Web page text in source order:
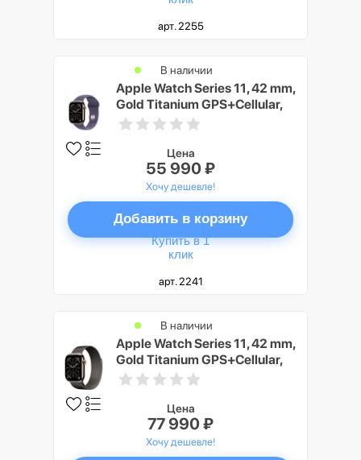
арт. 2255
Apple Watch Series 11, 42 mm,
Gold Titanium GPS+Cellular,
Purple Fog Sport Band S/M
В наличии
Цена
55 990 ₽
Хочу дешевле!
Добавить в корзину
Купить в 1
клик
арт. 2241
Apple Watch Series 11, 42 mm,
Gold Titanium GPS+Cellular,
Slate Milanese Loop
В наличии
Цена
77 990 ₽
Хочу дешевле!